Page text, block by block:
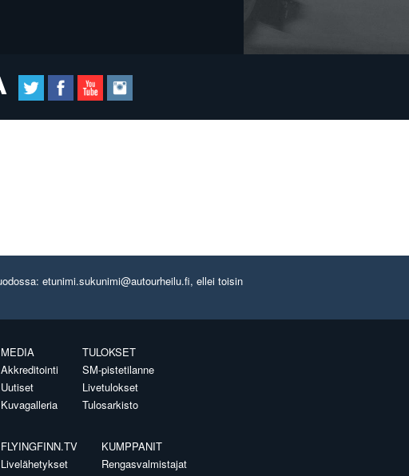
etunimi.sukunimi@autourheilu.fi, ellei toisin
MEDIA
Akkreditointi
Uutiset
Kuvagalleria
TULOKSET
SM-pistetilanne
Livetulokset
Tulosarkisto
FLYINGFINN.TV
Livelähetykset
KUMPPANIT
Rengasvalmistajat